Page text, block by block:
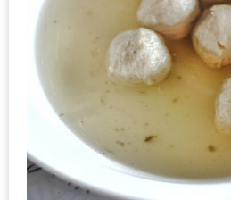
ติดต่อ
อ้วน
ติดต่อ
อ้วน